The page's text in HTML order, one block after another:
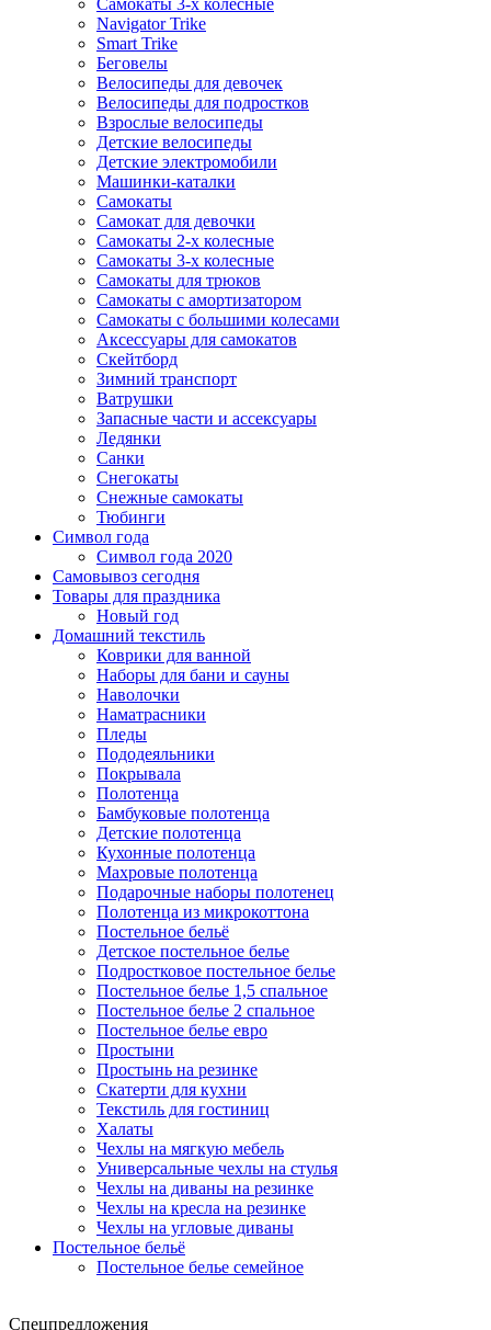
Самокаты 3-х колесные
Navigator Trike
Smart Trike
Беговелы
Велосипеды для девочек
Велосипеды для подростков
Взрослые велосипеды
Детские велосипеды
Детские электромобили
Машинки-каталки
Самокаты
Самокат для девочки
Самокаты 2-х колесные
Самокаты 3-х колесные
Самокаты для трюков
Самокаты с амортизатором
Самокаты с большими колесами
Аксессуары для самокатов
Скейтборд
Зимний транспорт
Ватрушки
Запасные части и ассексуары
Ледянки
Санки
Снегокаты
Снежные самокаты
Тюбинги
Символ года
Символ года 2020
Самовывоз сегодня
Товары для праздника
Новый год
Домашний текстиль
Коврики для ванной
Наборы для бани и сауны
Наволочки
Наматрасники
Пледы
Пододеяльники
Покрывала
Полотенца
Бамбуковые полотенца
Детские полотенца
Кухонные полотенца
Махровые полотенца
Подарочные наборы полотенец
Полотенца из микрокоттона
Постельное бельё
Детское постельное белье
Подростковое постельное белье
Постельное белье 1,5 спальное
Постельное белье 2 спальное
Постельное белье евро
Простыни
Простынь на резинке
Скатерти для кухни
Текстиль для гостиниц
Халаты
Чехлы на мягкую мебель
Универсальные чехлы на стулья
Чехлы на диваны на резинке
Чехлы на кресла на резинке
Чехлы на угловые диваны
Постельное бельё
Постельное белье семейное
Спецпредложения